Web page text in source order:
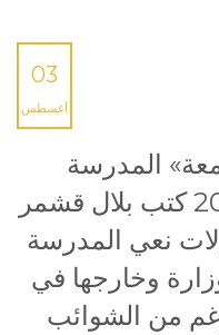
03
أغسطس
المدرسة
الرسمية الخميس 3 آب 2023 كتب بلال قشمر
نعي المدرسة
وخارجها في
من الشوائب